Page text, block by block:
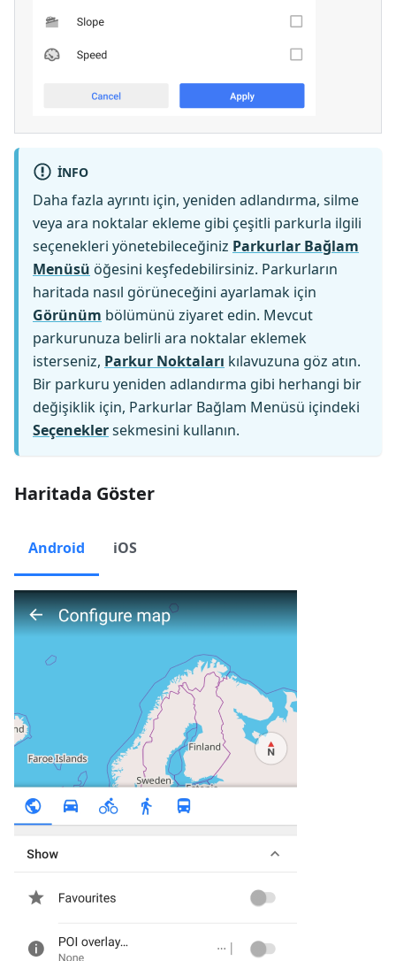
INFO
Daha fazla ayrıntı için, yeniden adlandırma, silme
veya ara noktalar ekleme gibi çeşitli parkurla ilgili
seçenekleri yönetebileceğiniz Parkurlar Bağlam
Menüsü öğesini keşfedebilirsiniz. Parkurların
haritada nasıl görüneceğini ayarlamak için
Görünüm bölümünü ziyaret edin. Mevcut
parkurunuza belirli ara noktalar eklemek
isterseniz, Parkur Noktaları kılavuzuna göz atın.
Bir parkuru yeniden adlandırma gibi herhangi bir
değişiklik için, Parkurlar Bağlam Menüsü içindeki
Seçeneklersekmesini kullanın.
Haritada Göster
Android iOS